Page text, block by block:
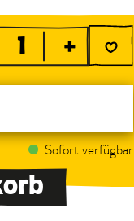
+
Sofort verfügbar